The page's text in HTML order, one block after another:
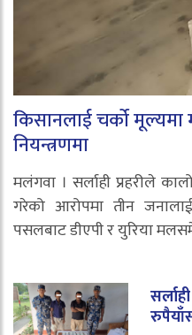
किसानलाई चर्को मूल्यमा
नियन्त्रणमा
मलंगवा । सर्लाही प्रहरीले
गरेको आरोपमा तीन
पसलबाट डीएपी र युरिया